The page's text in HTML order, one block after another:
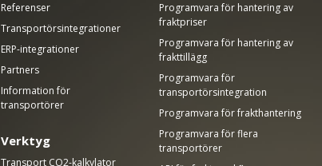
Referenser
Transportörsintegrationer
ERP-integrationer
Partners
Information för
transportörer
Verktyg
Transport CO2-kalkylator
Programvara för hantering av
fraktpriser
Programvara för hantering av
frakttillägg
Programvara för
transportörsintegration
Programvara för frakthantering
Programvara för flera
transportörer